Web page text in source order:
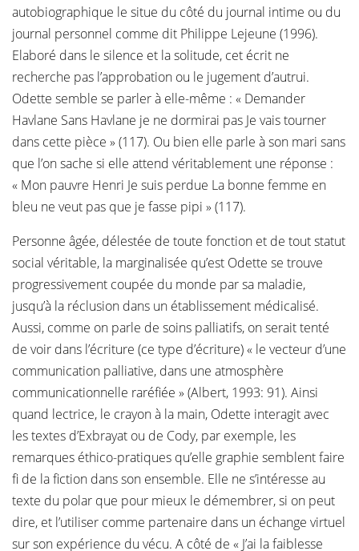
autobiographique le situe du côté du journal intime ou du
journal personnel comme dit Philippe Lejeune (1996).
Elaboré dans le silence et la solitude, cet écrit ne
recherche pas l’approbation ou le jugement d’autrui.
Odette semble se parler à elle-même : « Demander
Havlane Sans Havlane je ne dormirai pas Je vais tourner
dans cette pièce » (117). Ou bien elle parle à son mari sans
que l’on sache si elle attend véritablement une réponse :
« Mon pauvre Henri Je suis perdue La bonne femme en
bleu ne veut pas que je fasse pipi » (117).
Personne âgée, délestée de toute fonction et de tout statut
social véritable, la marginalisée qu’est Odette se trouve
progressivement coupée du monde par sa maladie,
jusqu’à la réclusion dans un établissement médicalisé.
Aussi, comme on parle de soins palliatifs, on serait tenté
de voir dans l’écriture (ce type d’écriture) « le vecteur d’une
communication palliative, dans une atmosphère
communicationnelle raréfiée » (Albert, 1993: 91). Ainsi
quand lectrice, le crayon à la main, Odette interagit avec
les textes d’Exbrayat ou de Cody, par exemple, les
remarques éthico-pratiques qu’elle graphie semblent faire
fi de la fiction dans son ensemble. Elle ne s’intéresse au
texte du polar que pour mieux le démembrer, si on peut
dire, et l’utiliser comme partenaire dans un échange virtuel
sur son expérience du vécu. A côté de « J’ai la faiblesse